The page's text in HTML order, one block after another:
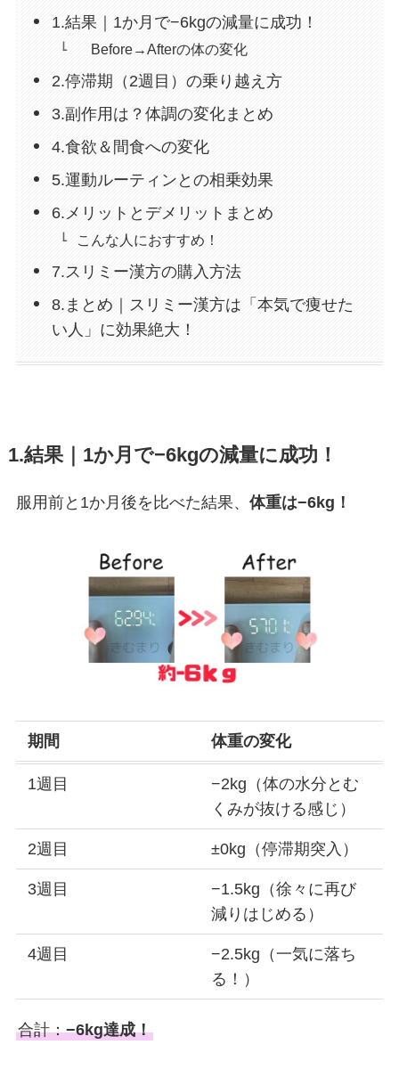
1.結果｜1か月で−6kgの減量に成功！
Before→Afterの体の変化
2.停滞期（2週目）の乗り越え方
3.副作用は？体調の変化まとめ
4.食欲＆間食への変化
5.運動ルーティンとの相乗効果
6.メリットとデメリットまとめ
こんな人におすすめ！
7.スリミー漢方の購入方法
8.まとめ｜スリミー漢方は「本気で痩せた
い人」に効果絶大！
1.結果｜1か月で−6kgの減量に成功！
服用前と1か月後を比べた結果、 体重は−6kg！
期間 体重の変化
1週目
−2kg（体の水分とむ
くみが抜ける感じ）
2週目 ±0kg（停滞期突入）
3週目
−1.5kg（徐々に再び
減りはじめる）
4週目
−2.5kg（一気に落ち
る！）
合計：−6kg達成！